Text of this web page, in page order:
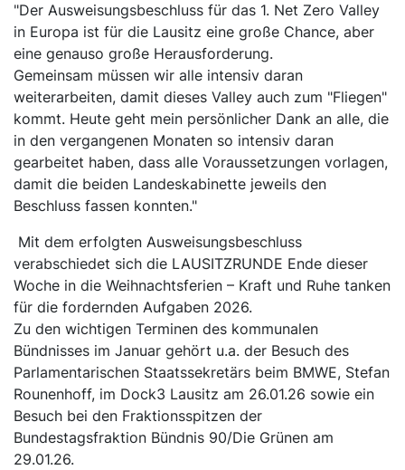
"Der Ausweisungsbeschluss für das 1. Net Zero Valley
in Europa ist für die Lausitz eine große Chance, aber
eine genauso große Herausforderung.
Gemeinsam müssen wir alle intensiv daran
weiterarbeiten, damit dieses Valley auch zum "Fliegen"
kommt. Heute geht mein persönlicher Dank an alle, die
in den vergangenen Monaten so intensiv daran
gearbeitet haben, dass alle Voraussetzungen vorlagen,
damit die beiden Landeskabinette jeweils den
Beschluss fassen konnten."
Mit dem erfolgten Ausweisungsbeschluss
verabschiedet sich die LAUSITZRUNDE Ende dieser
Woche in die Weihnachtsferien – Kraft und Ruhe tanken
für die fordernden Aufgaben 2026.
Zu den wichtigen Terminen des kommunalen
Bündnisses im Januar gehört u.a. der Besuch des
Parlamentarischen Staatssekretärs beim BMWE, Stefan
Rounenhoff, im Dock3 Lausitz am 26.01.26 sowie ein
Besuch bei den Fraktionsspitzen der
Bundestagsfraktion Bündnis 90/Die Grünen am
29.01.26.